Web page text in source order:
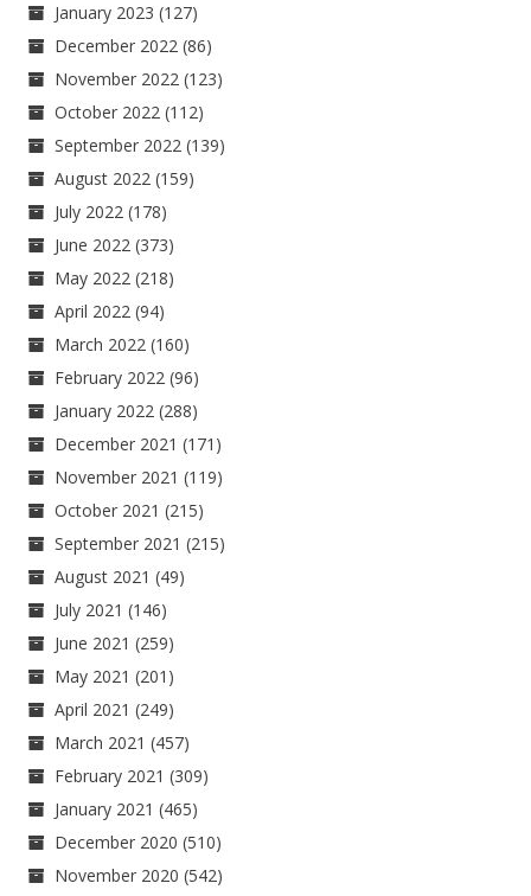
January 2023 (127)
December 2022 (86)
November 2022 (123)
October 2022 (112)
September 2022 (139)
August 2022 (159)
July 2022 (178)
June 2022 (373)
May 2022 (218)
April 2022 (94)
March 2022 (160)
February 2022 (96)
January 2022 (288)
December 2021 (171)
November 2021 (119)
October 2021 (215)
September 2021 (215)
August 2021 (49)
July 2021 (146)
June 2021 (259)
May 2021 (201)
April 2021 (249)
March 2021 (457)
February 2021 (309)
January 2021 (465)
December 2020 (510)
November 2020 (542)